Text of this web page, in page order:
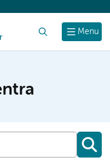
Menu